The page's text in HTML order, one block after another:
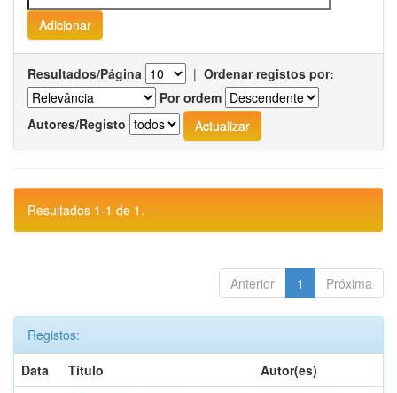
Resultados/Página | Ordenar registos por:
Por ordem
Autores/Registo
Resultados 1-1 de 1.
Anterior 1 Próxima
Registos:
Data
Título
Autor(es)